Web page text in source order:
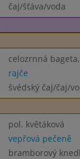
čaj/šťáva/voda
celozrnná
rajče
švédský čaj/čaj/
pol. květáková
vepřová pečeně
bramborový